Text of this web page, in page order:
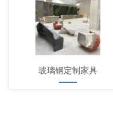
玻璃钢定制家具